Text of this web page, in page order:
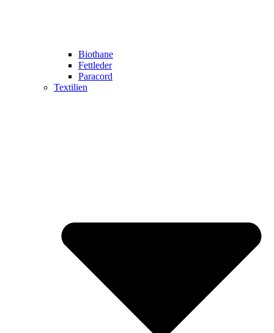
Biothane
Fettleder
Paracord
Textilien